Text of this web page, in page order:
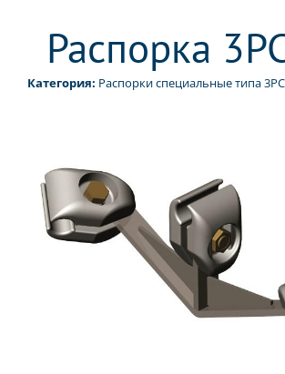
Распорка
Категория: Распорки специальные типа 3РС